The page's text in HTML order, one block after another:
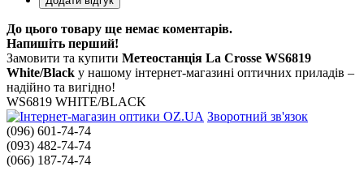
До цього товару ще немає коментарів.
Напишіть перший!
Замовити та купити Метеостанція La Crosse WS6819
White/Black у нашому інтернет-магазині оптичних приладів –
надійно та вигідно!
WS6819 WHITE/BLACK
Зворотний зв'язок
(096) 601-74-74
(093) 482-74-74
(066) 187-74-74